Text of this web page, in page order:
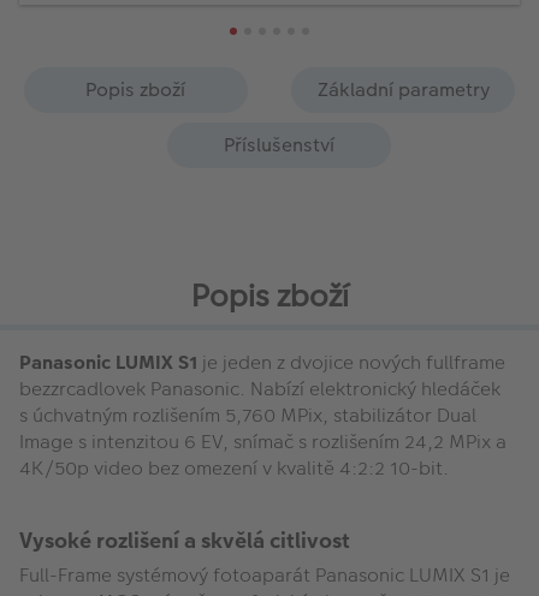
Popis zboží
Základní parametry
Příslušenství
Popis zboží
Panasonic LUMIX S1 je jeden z dvojice nových fullframe
bezzrcadlovek Panasonic. Nabízí elektronický hledáček
s úchvatným rozlišením 5,760 MPix, stabilizátor Dual
Image s intenzitou 6 EV, snímač s rozlišením 24,2 MPix a
4K/50p video bez omezení v kvalitě 4:2:2 10-bit.
Vysoké rozlišení a skvělá citlivost
Full-Frame systémový fotoaparát Panasonic LUMIX S1 je